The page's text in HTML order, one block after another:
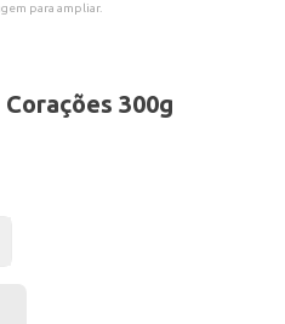
para ampliar.
300g